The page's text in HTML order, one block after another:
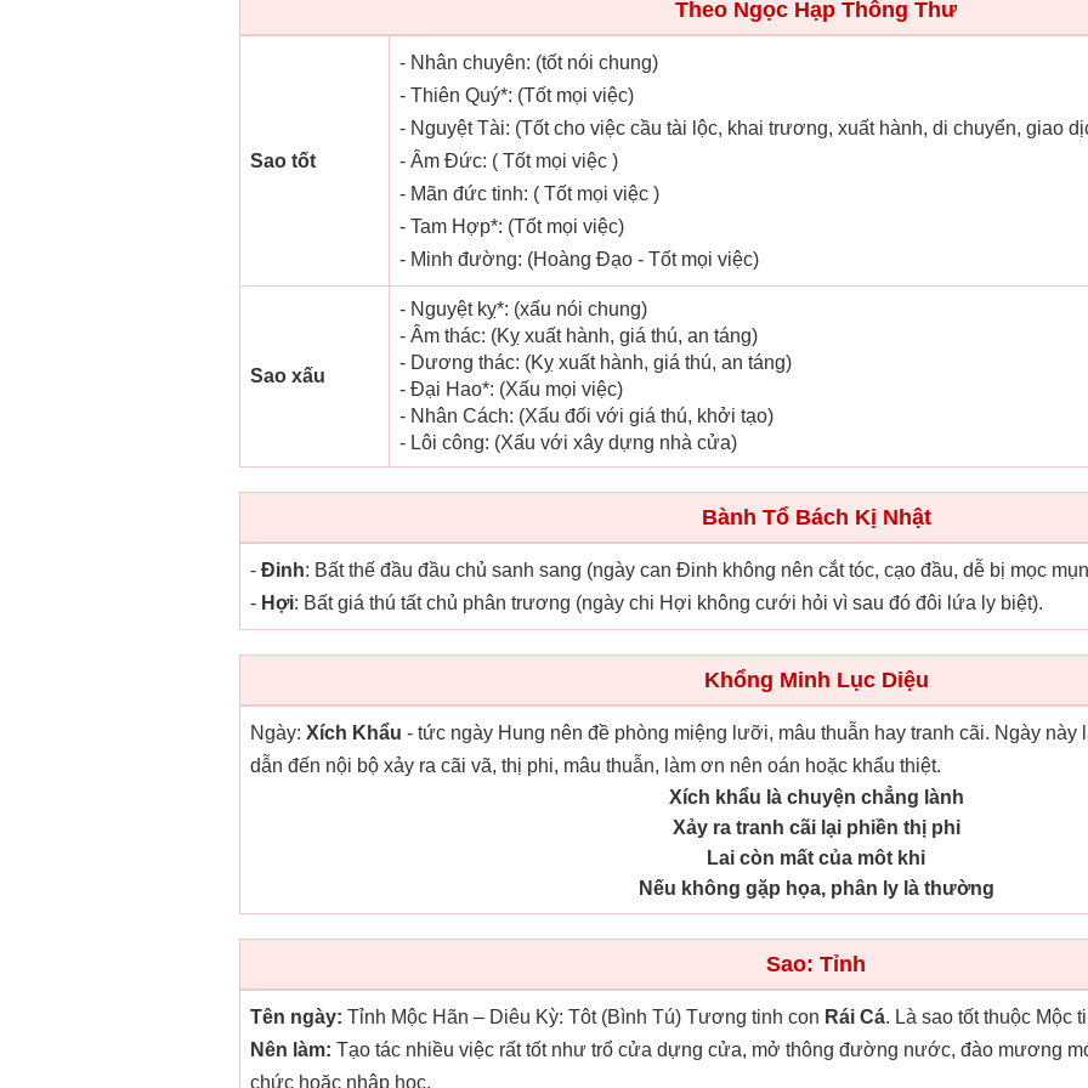
Theo Ngọc Hạp Thông Thư
Sao tốt
- Nhân chuyên: (tốt nói chung)
- Thiên Quý*: (Tốt mọi việc)
- Nguyệt Tài: (Tốt cho việc cầu tài lộc, khai trương, xuất hành, di chuyển, giao
- Âm Đức: ( Tốt mọi việc )
- Mãn đức tinh: ( Tốt mọi việc )
- Tam Hợp*: (Tốt mọi việc)
- Minh đường: (Hoàng Đạo - Tốt mọi việc)
Sao xấu
- Nguyệt kỵ*: (xấu nói chung)
- Âm thác: (Kỵ xuất hành, giá thú, an táng)
- Dương thác: (Kỵ xuất hành, giá thú, an táng)
- Đại Hao*: (Xấu mọi việc)
- Nhân Cách: (Xấu đối với giá thú, khởi tạo)
- Lôi công: (Xấu với xây dựng nhà cửa)
Bành Tổ Bách Kị Nhật
- Đinh: Bất thế đầu đầu chủ sanh sang (ngày can Đinh không nên cắt tóc, cạo đầu, dễ bị mọc
- Hợi: Bất giá thú tất chủ phân trương (ngày chi Hợi không cưới hỏi vì sau đó đôi lứa ly biệt).
Khổng Minh Lục Diệu
Ngày: Xích Khẩu - tức ngày Hung nên đề phòng miệng lưỡi, mâu thuẫn hay tranh cãi. Ngày này
dẫn đến nội bộ xảy ra cãi vã, thị phi, mâu thuẫn, làm ơn nên oán hoặc khẩu thiệt.
Xích khẩu là chuyện chẳng lành
Xảy ra tranh cãi lại phiền thị phi
Lai còn mất của môt khi
Nếu không gặp họa, phân ly là thường
Sao: Tỉnh
Tên ngày: Tỉnh Mộc Hãn – Diêu Kỳ: Tôt (Bình Tú) Tương tinh con Rái Cá. Là sao tốt thuộc Mộc
Nên làm: Tạo tác nhiều việc rất tốt như trổ cửa dựng cửa, mở thông đường nước, đào mương
chức hoặc nhập học.